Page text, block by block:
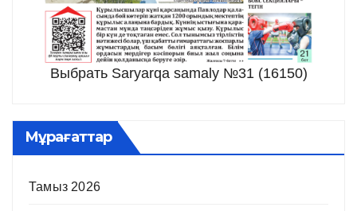
Выбрать Saryarqa samaly №31 (16150)
Мұрағаттар
Тамыз 2026